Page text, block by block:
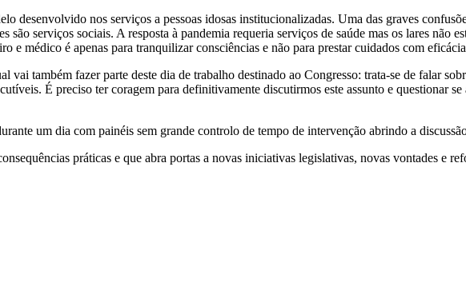
desenvolvido nos serviços a pessoas idosas institucionalizadas. Uma das graves
são serviços sociais. A resposta à pandemia requeria serviços de saúde mas os lares não
e médico é apenas para tranquilizar consciências e não para prestar cuidados com
vai também fazer parte deste dia de trabalho destinado ao Congresso: trata-se de falar
É preciso ter coragem para definitivamente discutirmos este assunto e questionar
um dia com painéis sem grande controlo de tempo de intervenção abrindo a
práticas e que abra portas a novas iniciativas legislativas, novas vontades e